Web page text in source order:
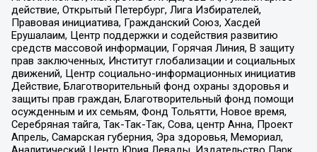
действие, Открытый Петербург, Лига Избирателей,
Правовая инициатива, Гражданский Союз, Хасдей
Ерушалаим, Центр поддержки и содействия развитию
средств массовой информации, Горячая Линия, В защиту
прав заключенных, Институт глобализации и социальных
движений, Центр социально-информационных инициатив
Действие, Благотворительный фонд охраны здоровья и
защиты прав граждан, Благотворительный фонд помощи
осужденным и их семьям, Фонд Тольятти, Новое время,
Серебряная тайга, Так-Так-Так, Сова, центр Анна, Проект
Апрель, Самарская губерния, Эра здоровья, Мемориал,